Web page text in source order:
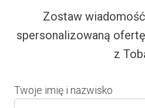
Zostaw
spersonalizowaną
z
Twoje imię i nazwisko